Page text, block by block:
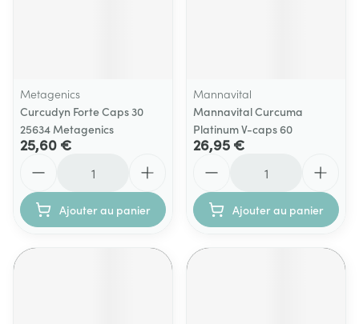
Metagenics
Curcudyn Forte Caps 30
25634 Metagenics
25,60 €
Ajouter au panier
Mannavital
Mannavital Curcuma
Platinum V-caps 60
26,95 €
Ajouter au panier